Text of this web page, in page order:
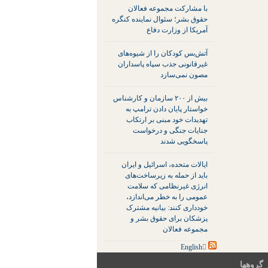
با مشارکت مجموعه فعالان
حقوق بشر؛ سئوال نماینده کنگره
آمریکا از وزارت دفاع
آتش‌بس کودکان را از شیوه‌های
غیرقانونی جذب سپاه پاسداران
مصون نمی‌سازد
بیش از ۲۰۰ سازمان و کارشناس
خواستار پایان دادن ترامپ به
تهدیدات خود مبنی بر ارتکاب
جنایات جنگی و درخواست
پاسخگویی شدند
ایالات متحده، اسرائیل و ایران
باید از حمله به زیرساخت‌های
انرژی غیرنظامی که سلامت
عمومی را به خطر می‌اندازد،
خودداری کنند: بیانیه مشترک
پزشکان برای حقوق بشر و
مجموعه فعالان
گروهها